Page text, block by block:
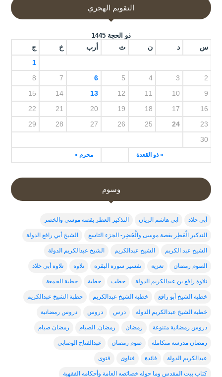
التقويم الهجري
ذو الحجة 1445
س د ن ث أرب خ ج
« ذو القعدة محرم »
1
2
3
4
5
6
7
8
9
10
11
12
13
14
15
16
17
18
19
20
21
22
23
24
25
26
27
28
29
30
وسوم
أبي خلاد ابي هاشم الريان التذكير العطر بقصة موسى والخضر
التذكير الْعَطِر بقصة موسى والْخَضِر- الجزء التاسع الشيخ أبي رافع الدولة
الشيخ عبد الكريم الشيخ عبدالكريم الشيخ عبدالكريم الدولة
الصوم رمضان تعزية تفسير سورة البقرة تلاوة تلاوة أبي خلاد
تلاوة رافع بن عبدالكريم الدولة خطب خطبة خطبة الجمعة
خطبة الشيخ أبو رافع خطبة الشيخ عبدالكربم خطبة الشيخ عبدالكريم
خطبة الشيخ عبدالكريم الدولة درس دروس دروس رمضانية
دروس رمضانية متنوعة رمضان رمضان. الصيام رمضان صيام
رمضان مدرسة متكاملة صوم رمضان عبدالفتاح الوصابي
عبدالكريم الدولة فائدة فتاوى فتوى
كتاب بيت المقدس وما حوله خصائصه العامة وأحكامه الفقهية